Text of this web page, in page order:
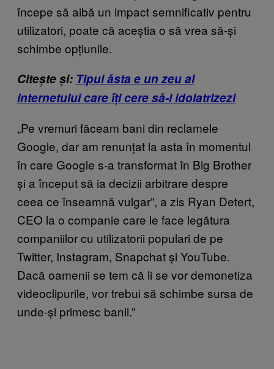
începe să aibă un impact semnificativ pentru
utilizatori, poate că aceștia o să vrea să-și
schimbe opțiunile.
Citește și: Tipul ăsta e un zeu al
internetului care îți cere să-l idolatrizezi
„Pe vremuri făceam bani din reclamele
Google, dar am renunțat la asta în momentul
în care Google s-a transformat în Big Brother
și a început să ia decizii arbitrare despre
ceea ce înseamnă vulgar”, a zis Ryan Detert,
CEO la o companie care le face legătura
companiilor cu utilizatorii populari de pe
Twitter, Instagram, Snapchat și YouTube.
Dacă oamenii se tem că li se vor demonetiza
videoclipurile, vor trebui să schimbe sursa de
unde-și primesc banii.”